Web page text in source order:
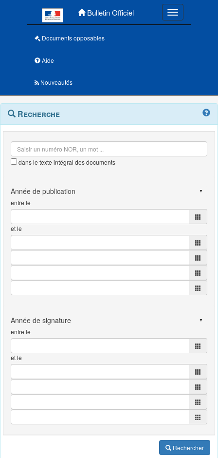
Bulletin Officiel Toggle
Documents opposables
Aide
Nouveautés
Navigation
outils
Menu
contextuel
Recherche
dans le texte intégral des documents
entre le
et le
entre le
et le
Rechercher